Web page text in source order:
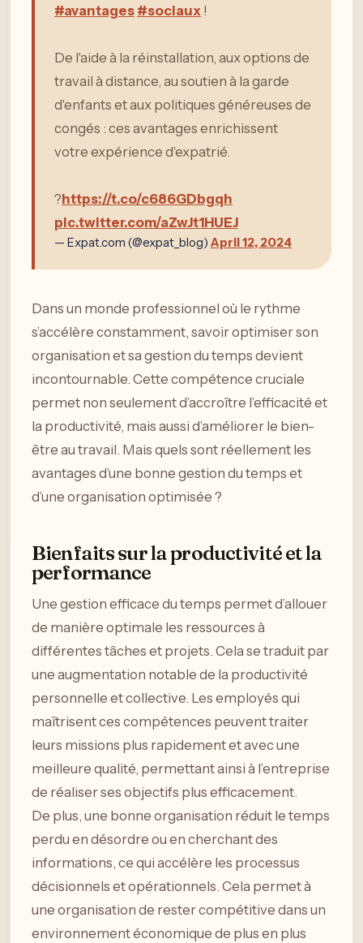
#avantages #sociaux !
De l'aide à la réinstallation, aux options de
travail à distance, au soutien à la garde
d'enfants et aux politiques généreuses de
congés : ces avantages enrichissent
votre expérience d'expatrié.
?https://t.co/c686GDbgqh
pic.twitter.com/aZwJt1HUEJ
— Expat.com (@expat_blog) April 12, 2024
Dans un monde professionnel où le rythme
s’accélère constamment, savoir optimiser son
organisation et sa gestion du temps devient
incontournable. Cette compétence cruciale
permet non seulement d’accroître l’efficacité et
la productivité, mais aussi d’améliorer le bien-
être au travail. Mais quels sont réellement les
avantages d’une bonne gestion du temps et
d’une organisation optimisée ?
Bienfaits sur la productivité et la
performance
Une gestion efficace du temps permet d’allouer
de manière optimale les ressources à
différentes tâches et projets. Cela se traduit par
une augmentation notable de la productivité
personnelle et collective. Les employés qui
maîtrisent ces compétences peuvent traiter
leurs missions plus rapidement et avec une
meilleure qualité, permettant ainsi à l’entreprise
de réaliser ses objectifs plus efficacement.
De plus, une bonne organisation réduit le temps
perdu en désordre ou en cherchant des
informations, ce qui accélère les processus
décisionnels et opérationnels. Cela permet à
une organisation de rester compétitive dans un
environnement économique de plus en plus